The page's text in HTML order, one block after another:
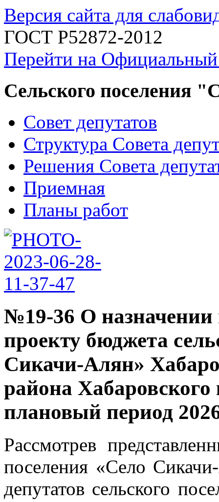
Версия сайта для
ГОСТ Р52872-2012
Перейти на
Сельского поселения
Совет депутатов
Структура Совета
Решения Совета
Приемная
Планы работ
№19-36 О
проекту бюджета
Сикачи-Алян»
района Хабаровского
плановый период
Рассмотрев
поселения «Село
депутатов сельского